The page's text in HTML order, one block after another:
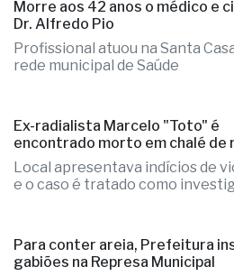
Morre aos 42 anos o médico e
Dr. Alfredo Pio
Profissional atuou na Santa
rede municipal de Saúde
Ex-radialista Marcelo "Toto" é
encontrado morto em chalé de
Local apresentava indícios de
e o caso é tratado como
Para conter areia, Prefeitura
gabiões na Represa Municipal